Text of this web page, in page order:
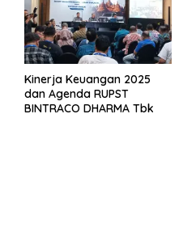
Kinerja Keuangan 2025
dan Agenda RUPST
BINTRACO DHARMA Tbk